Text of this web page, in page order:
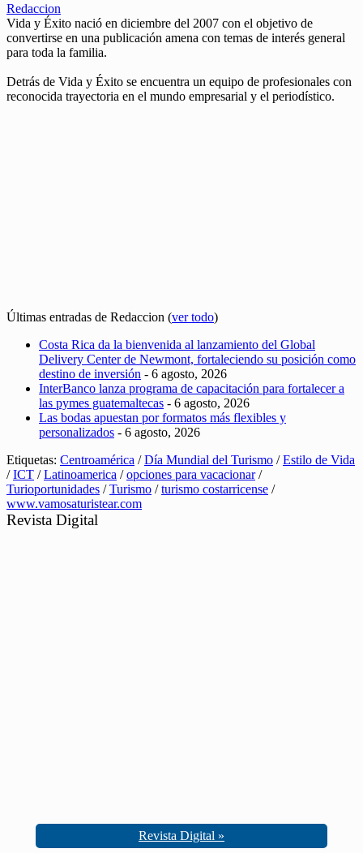
Redaccion
Vida y Éxito nació en diciembre del 2007 con el objetivo de
convertirse en una publicación amena con temas de interés general
para toda la familia.
Detrás de Vida y Éxito se encuentra un equipo de profesionales con
reconocida trayectoria en el mundo empresarial y el periodístico.
Últimas entradas de Redaccion (ver todo)
Costa Rica da la bienvenida al lanzamiento del Global
Delivery Center de Newmont, fortaleciendo su posición como
destino de inversión - 6 agosto, 2026
InterBanco lanza programa de capacitación para fortalecer a
las pymes guatemaltecas - 6 agosto, 2026
Las bodas apuestan por formatos más flexibles y
personalizados - 6 agosto, 2026
Etiquetas: Centroamérica /Día Mundial del Turismo /Estilo de Vida
/ICT /Latinoamerica /opciones para vacacionar/
Turioportunidades /Turismo /turismo costarricense /
www.vamosaturistear.com
Revista Digital
Revista Digital »